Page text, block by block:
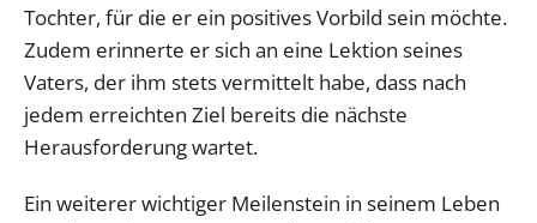
Tochter, für die er ein positives Vorbild sein möchte.
Zudem erinnerte er sich an eine Lektion seines
Vaters, der ihm stets vermittelt habe, dass nach
jedem erreichten Ziel bereits die nächste
Herausforderung wartet.
Ein weiterer wichtiger Meilenstein in seinem Leben